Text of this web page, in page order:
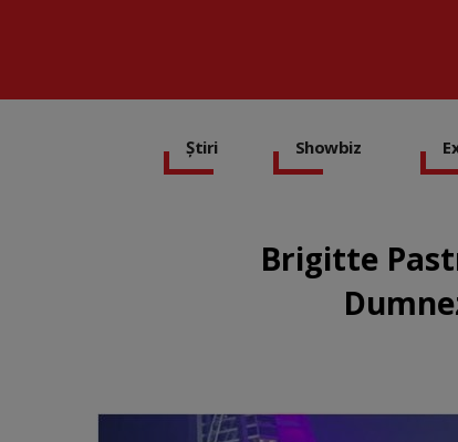
Știri Showbiz
Brigitte